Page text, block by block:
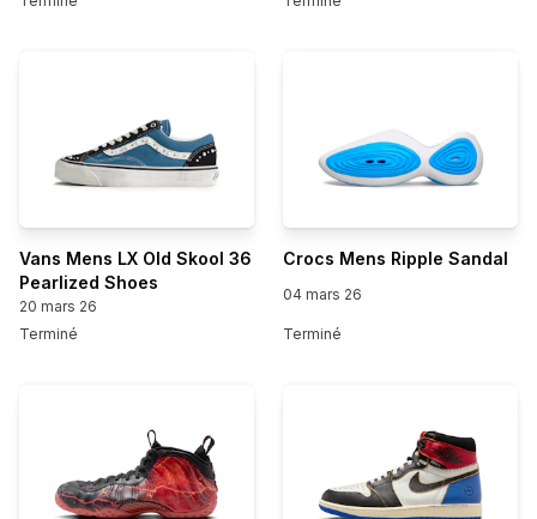
Vans Mens LX Old Skool 36
Pearlized Shoes
20 mars 26
Terminé
Crocs Mens Ripple Sandal
04 mars 26
Terminé